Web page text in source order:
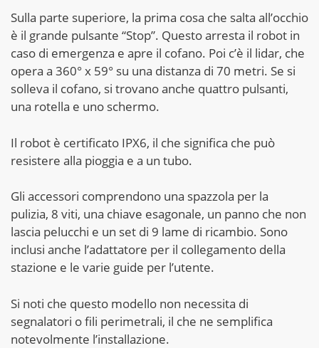
Sulla parte superiore, la prima cosa che salta all’occhio
è il grande pulsante “Stop”. Questo arresta il robot in
caso di emergenza e apre il cofano. Poi c’è il lidar, che
opera a 360° x 59° su una distanza di 70 metri. Se si
solleva il cofano, si trovano anche quattro pulsanti,
una rotella e uno schermo.
Il robot è certificato IPX6, il che significa che può
resistere alla pioggia e a un tubo.
Gli accessori comprendono una spazzola per la
pulizia, 8 viti, una chiave esagonale, un panno che non
lascia pelucchi e un set di 9 lame di ricambio. Sono
inclusi anche l’adattatore per il collegamento della
stazione e le varie guide per l’utente.
Si noti che questo modello non necessita di
segnalatori o fili perimetrali, il che ne semplifica
notevolmente l’installazione.